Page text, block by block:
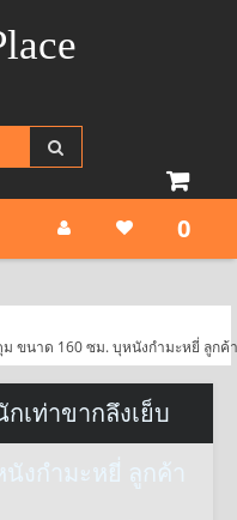
0
ขนาด 160 ซม. บุหนังกำมะหยี่ ลูกค้
เท่าขากลึงเย็บ
งกำมะหยี่ ลูกค้า